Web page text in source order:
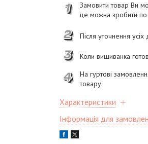
Замовити товар Ви
це можна зробити
Після уточнення
Коли вишиванка
На гуртові
товару.
Характеристики
Інформація для